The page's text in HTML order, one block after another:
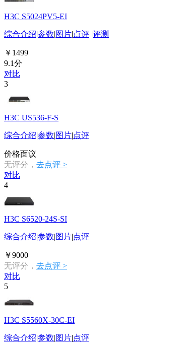
H3C S5024PV5-EI
综合介绍|参数|图片|点评 |评测
￥1499
9.1分
对比
3
H3C US536-F-S
综合介绍|参数|图片|点评
价格面议
无评分， 去点评 >
对比
4
H3C S6520-24S-SI
综合介绍|参数|图片|点评
￥9000
无评分， 去点评 >
对比
5
H3C S5560X-30C-EI
综合介绍|参数|图片|点评